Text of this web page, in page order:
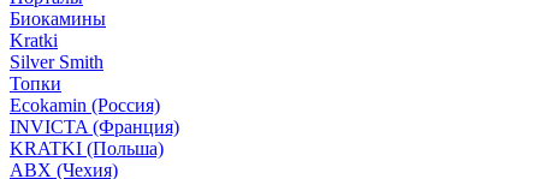
Биокамины
Kratki
Silver Smith
Топки
Ecokamin (Россия)
INVICTA (Франция)
KRATKI (Польша)
ABX (Чехия)